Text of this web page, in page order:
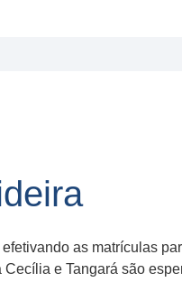
as matrículas
e Tangará são